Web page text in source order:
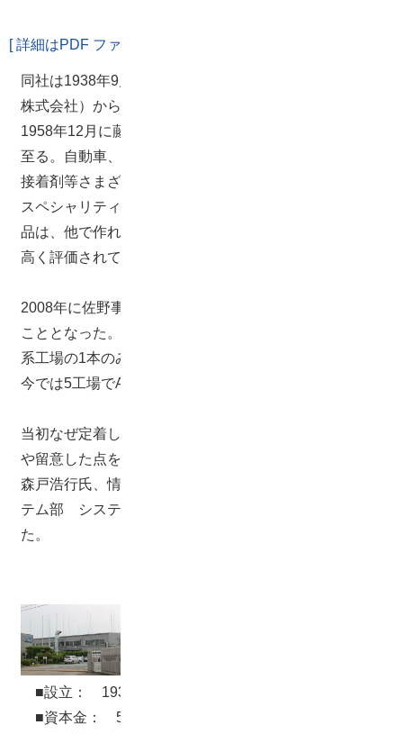
[ 詳細はPDF ファイルでご覧頂けます ]
同社は1938年9月に藤倉工業株式会社（現藤倉ゴム工業
株式会社）から藤倉化学工業株式会社として分離独立、
1958年12月に藤倉化成株式会社と社名を改称し現在に
至る。自動車、建材、エレクトロニクス、複写機、粘・
接着剤等さまざまな市場に製品を供給している。 特に
スペシャリティコーティング剤及びファインケミカル製
品は、他で作れない高付加価値製品として市場において
高く評価されている。
2008年に佐野事業所の3つの部門でAsprovaを導入する
こととなった。ところがそのうち実際に運用したのは水
系工場の1本のみ。その後ERP導入を機に再立上げし、
今では5工場でAsprovaを有効に活用している。
当初なぜ定着しなかったのか、また再立上げ時の工夫点
や留意した点を佐野事業所 生産二部 塗料生産管理課
森戸浩行氏、情報システム部長 吉永純明氏、情報シス
テム部 システム課 課長 伊東正晴氏にお話を伺っ
た。
■設立： 1938年9月22日
■資本金： 5,352百万円（平成27年5月現在）